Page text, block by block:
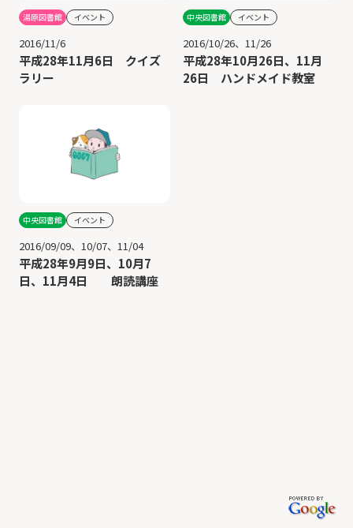
湯原図書館 イベント
2016/11/6
平成28年11月6日 クイズ
ラリー
中央図書館 イベント
2016/10/26、11/26
平成28年10月26日、11月
26日 ハンドメイド教室
中央図書館 イベント
2016/09/09、10/07、11/04
平成28年9月9日、10月7
日、11月4日 朗読講座